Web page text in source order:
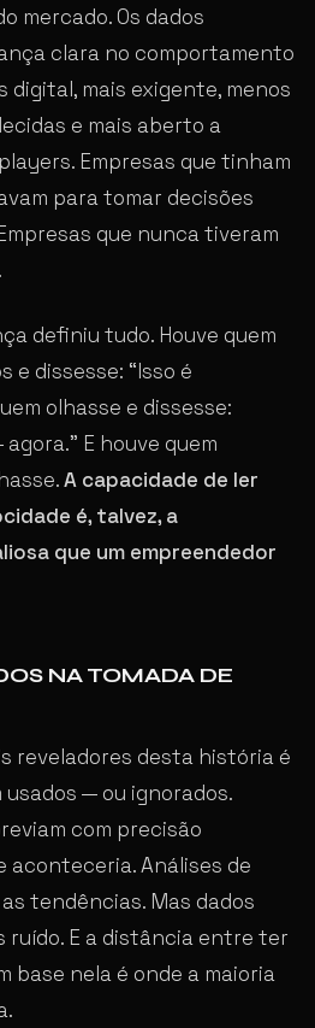
mercado. Os dados
clara no comportamento
digital, mais exigente, menos
e mais aberto a
Empresas que tinham
para tomar decisões
que nunca tiveram
definiu tudo. Houve quem
e dissesse: “Isso é
olhasse e dissesse:
E houve quem
A capacidade de ler
é, talvez, a
que um empreendedor
NA TOMADA DE
reveladores desta história é
— ou ignorados.
com precisão
aconteceria. Análises de
tendências. Mas dados
ruído. E a distância entre ter
base nela é onde a maioria